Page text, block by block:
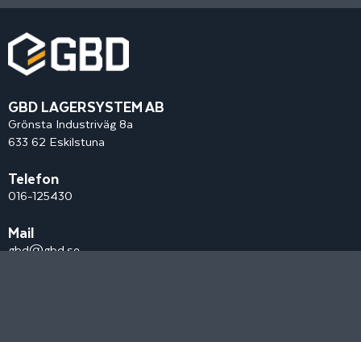
GBD LAGERSYSTEM AB
Grönsta Industriväg 8a
633 62 Eskilstuna
Telefon
016-125430
Mail
gbd@gbd.se